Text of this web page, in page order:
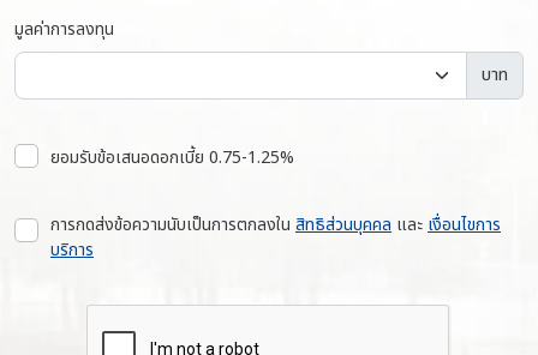
มูลค่าการลงทุน
บาท
ยอมรับข้อเสนอดอกเบี้ย 0.75-1.25%
การกดส่งข้อความนับเป็นการตกลงใน สิทธิส่วนบุคคล และ เงื่อนไขการ
บริการ